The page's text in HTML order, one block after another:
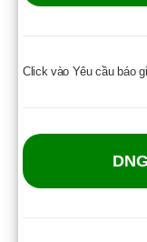
Click vào Yêu cầu báo